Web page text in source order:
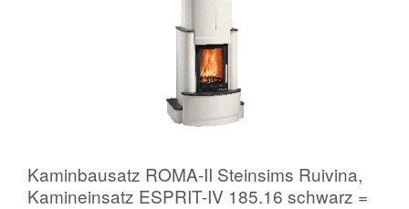
Kaminbausatz ROMA-II Steinsims Ruivina,
Kamineinsatz ESPRIT-IV 185.16 schwarz =